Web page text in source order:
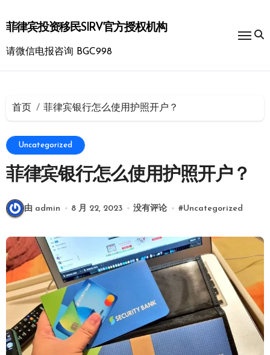
到
内
菲律宾投资移民SIRV官方授权机构
请微信电报咨询 BGC998
首页 菲律宾银行怎么使用护照开户？
Uncategorized
菲律宾银行怎么使用护照开户？
由 admin 8 月 22, 2023 没有评论 #Uncategorized